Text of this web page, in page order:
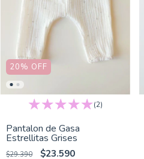
20% OFF
(2)
Pantalon de Gasa
Estrellitas Grises
$29.390
$23.590